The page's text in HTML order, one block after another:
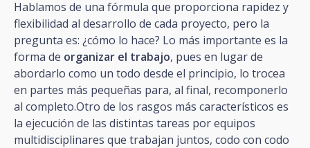
Hablamos de una fórmula que proporciona rapidez y
flexibilidad al desarrollo de cada proyecto, pero la
pregunta es: ¿cómo lo hace? Lo más importante es la
forma de organizar el trabajo, pues en lugar de
abordarlo como un todo desde el principio, lo trocea
en partes más pequeñas para, al final, recomponerlo
al completo.Otro de los rasgos más característicos es
la ejecución de las distintas tareas por equipos
multidisciplinares que trabajan juntos, codo con codo